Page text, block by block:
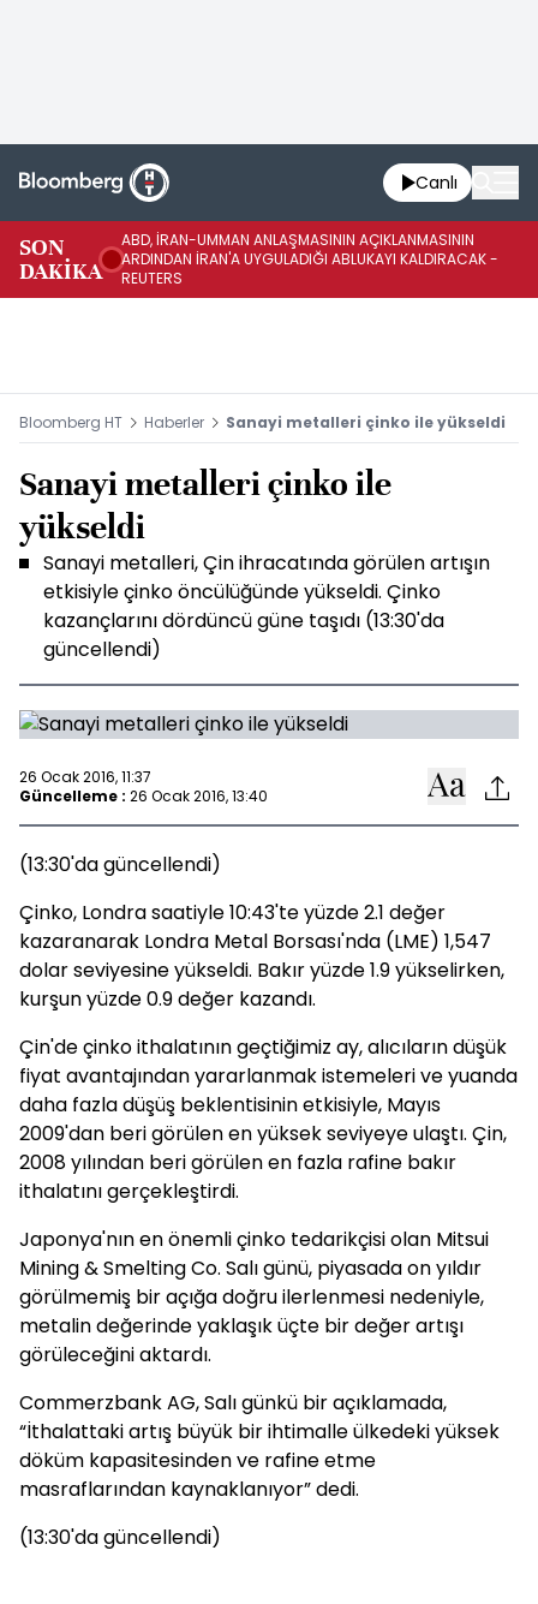
Canlı
SON
DAKİKA
ABD, İRAN-UMMAN ANLAŞMASININ AÇIKLANMASININ
ARDINDAN İRAN'A UYGULADIĞI ABLUKAYI KALDIRACAK -
REUTERS
Bloomberg HT Haberler Sanayi metalleri çinko ile yükseldi
Sanayi metalleri çinko ile
yükseldi
Sanayi metalleri, Çin ihracatında görülen artışın
etkisiyle çinko öncülüğünde yükseldi. Çinko
kazançlarını dördüncü güne taşıdı (13:30'da
güncellendi)
26 Ocak 2016, 11:37
Güncelleme : 26 Ocak 2016, 13:40
(13:30'da güncellendi)
Çinko, Londra saatiyle 10:43'te yüzde 2.1 değer
kazaranarak Londra Metal Borsası'nda (LME) 1,547
dolar seviyesine yükseldi. Bakır yüzde 1.9 yükselirken,
kurşun yüzde 0.9 değer kazandı.
Çin'de çinko ithalatının geçtiğimiz ay, alıcıların düşük
fiyat avantajından yararlanmak istemeleri ve yuanda
daha fazla düşüş beklentisinin etkisiyle, Mayıs
2009'dan beri görülen en yüksek seviyeye ulaştı. Çin,
2008 yılından beri görülen en fazla rafine bakır
ithalatını gerçekleştirdi.
Japonya'nın en önemli çinko tedarikçisi olan Mitsui
Mining & Smelting Co. Salı günü, piyasada on yıldır
görülmemiş bir açığa doğru ilerlenmesi nedeniyle,
metalin değerinde yaklaşık üçte bir değer artışı
görüleceğini aktardı.
Commerzbank AG, Salı günkü bir açıklamada,
“İthalattaki artış büyük bir ihtimalle ülkedeki yüksek
döküm kapasitesinden ve rafine etme
masraflarından kaynaklanıyor” dedi.
(13:30'da güncellendi)